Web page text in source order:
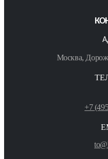
Москва,
+7